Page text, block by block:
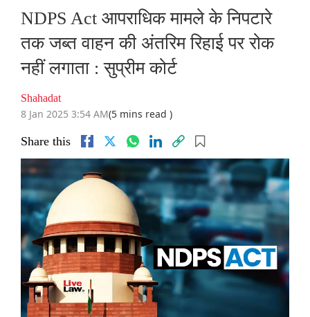
NDPS Act आपराधिक मामले के निपटारे
तक जब्त वाहन की अंतरिम रिहाई पर रोक
नहीं लगाता : सुप्रीम कोर्ट
Shahadat
8 Jan 2025 3:54 AM(5 mins read )
Share this